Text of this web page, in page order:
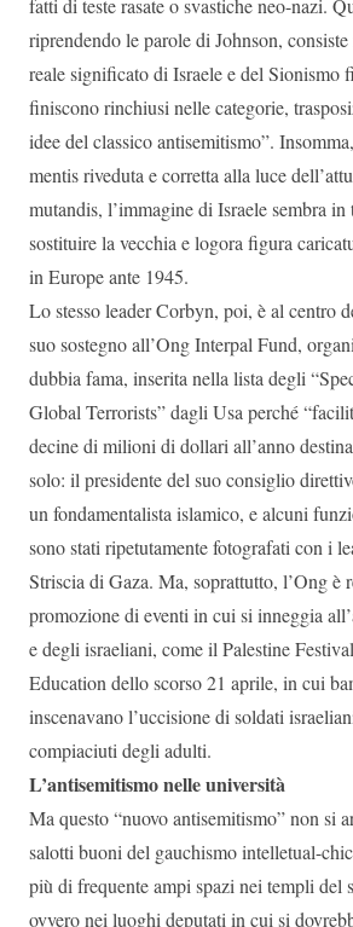
riprendendo le parole di Johnson,
reale significato di Israele e del Sionismo
finiscono rinchiusi nelle categorie,
idee del classico antisemitismo”.
mentis riveduta e corretta alla luce
mutandis, l’immagine di Israele sembra
sostituire la vecchia e logora figura
in Europe ante 1945.
Lo stesso leader Corbyn, poi, è al centro
suo sostegno all’Ong Interpal Fund,
dubbia fama, inserita nella lista degli
Global Terrorists” dagli Usa perché
decine di milioni di dollari all’anno
solo: il presidente del suo consiglio
un fondamentalista islamico, e alcuni
sono stati ripetutamente fotografati con i
Striscia di Gaza. Ma, soprattutto, l’Ong è
promozione di eventi in cui si inneggia
e degli israeliani, come il Palestine
Education dello scorso 21 aprile, in cui
inscenavano l’uccisione di soldati
compiaciuti degli adulti.
L’antisemitismo nelle università
Ma questo “nuovo antisemitismo” non si
salotti buoni del gauchismo intelletual-
più di frequente ampi spazi nei templi del
ovvero nei luoghi deputati in cui si